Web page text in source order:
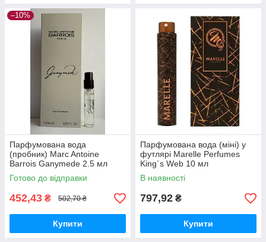
–10%
Парфумована вода
(пробник) Marc Antoine
Barrois Ganymede 2.5 мл
Готово до відправки
452,43 ₴ 502,70 ₴
Купити
Парфумована вода (міні) у
футлярі Marelle Perfumes
King`s Web 10 мл
В наявності
797,92 ₴
Купити